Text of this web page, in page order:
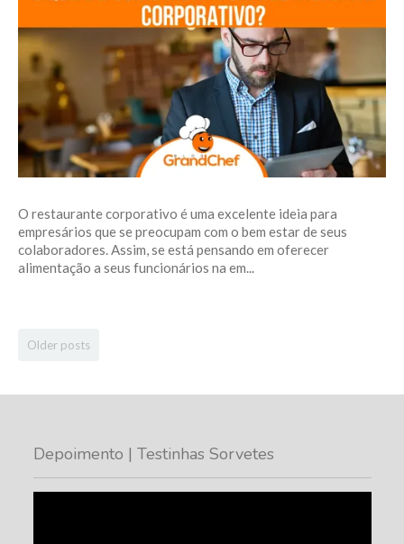
O restaurante corporativo é uma excelente ideia para
empresários que se preocupam com o bem estar de seus
colaboradores. Assim, se está pensando em oferecer
alimentação a seus funcionários na em...
Older posts
Depoimento | Testinhas Sorvetes